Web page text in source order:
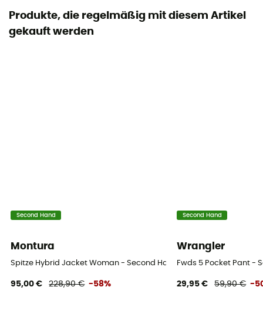
Produkte, die regelmäßig mit diesem Artikel
gekauft werden
Second Hand
Montura
Spitze Hybrid Jacket Woman - Second Hand Softshelljacke -
95,00 € 228,90 € -58%
Second Hand
Wrangler
Fwds 5 Pocket Pant -
29,95 € 59,90 € -